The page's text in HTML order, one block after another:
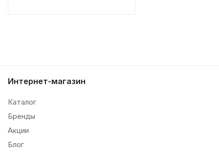
Интернет-магазин
Каталог
Бренды
Акции
Блог